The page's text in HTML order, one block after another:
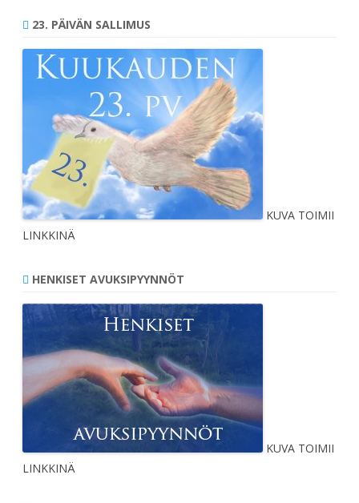
23. PÄIVÄN SALLIMUS
KUVA TOIMII
LINKKINÄ
HENKISET AVUKSIPYYNNÖT
KUVA TOIMII
LINKKINÄ